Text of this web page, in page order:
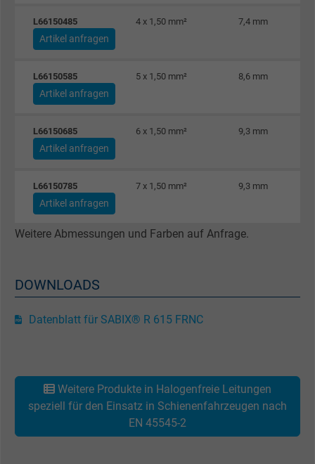
L66150485 4 x 1,50 mm² 7,4 mm
Artikel anfragen
L66150585 5 x 1,50 mm² 8,6 mm
Artikel anfragen
L66150685 6 x 1,50 mm² 9,3 mm
Artikel anfragen
L66150785 7 x 1,50 mm² 9,3 mm
Artikel anfragen
Weitere Abmessungen und Farben auf Anfrage.
DOWNLOADS
Datenblatt für SABIX® R 615 FRNC
Weitere Produkte in Halogenfreie Leitungen
speziell für den Einsatz in Schienenfahrzeugen nach
EN 45545-2